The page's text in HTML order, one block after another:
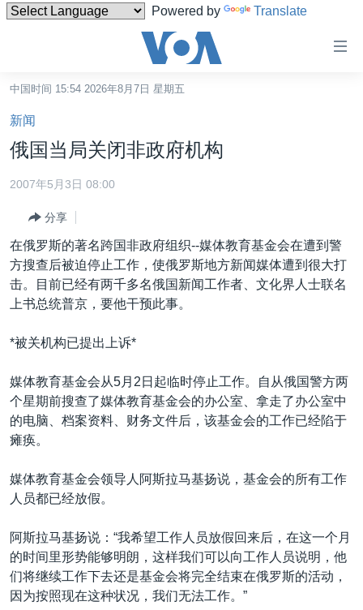
Powered by Translate
碍
链
接
转
航
转
索
中国
港澳
国际
最新国际新闻
印太
中东
非洲
美洲
分类新闻
经济·金融·贸易
人权·法律·宗教
军事
劳工
美中关系
热点专题
国会报道
美中关系
埃博拉疫情
重要讲话与声明
台海两岸关系
南中国海争端
VOA今日焦点
中文广播
关注我们
其他语言网站
中国时间 15:54 2026年8月7日 星期五
新闻
俄国当局关闭非政府机构
2007年5月3日 08:00
分享
在俄罗斯的著名跨国非政府组织--媒体教育基金会在遭到警
方搜查后被迫停止工作，使俄罗斯地方新闻媒体遭到很大打
击。目前已经有两千多名俄国新闻工作者、文化界人士联名
上书总统普京，要他干预此事。
*被关机构已提出上诉*
媒体教育基金会从5月2日起临时停止工作。自从俄国警方两
个星期前搜查了媒体教育基金会的办公室、拿走了办公室中
的电脑、档案资料、财务文件后，该基金会的工作已经陷于
瘫痪。
媒体教育基金会领导人阿斯拉马基扬说，基金会的所有工作
人员都已经放假。
阿斯拉马基扬说：“我希望工作人员放假回来后，在这一个月
的时间里形势能够明朗，这样我们可以向工作人员说明，他
们将继续工作下去还是基金会将完全结束在俄罗斯的活动，
因为按照现在这种状况，我们无法工作。”